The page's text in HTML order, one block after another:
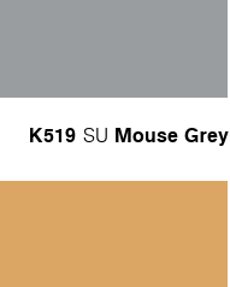
K519 SU Mouse Grey